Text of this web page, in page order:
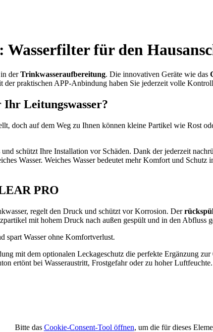
für den
der Trinkwasseraufbereitung. Die innovativen Geräte wie das
der praktischen APP-Anbindung haben Sie jederzeit volle
Leitungswasser?
doch auf dem Weg zu Ihnen können kleine Partikel wie Rost
schützt Ihre Installation vor Schäden. Dank der jederzeit
Wasser. Weiches Wasser bedeutet mehr Komfort und
PRO
regelt den Druck und schützt vor Korrosion. Der
mit hohem Druck nach außen gespült und in den Abfluss
spart Wasser ohne Komfortverlust.
mit dem optionalen Leckageschutz die perfekte Ergänzung
ertönt bei Wasseraustritt, Frostgefahr oder zu hoher Luftfeuchte.
Bitte das Cookie-Consent-Tool öffnen, um die für dieses